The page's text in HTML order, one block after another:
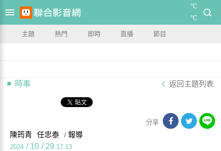
°C
°C
主題 熱門 即時 直播 節目
時事 返回主題列表
分享
陳筠青 任忠泰 / 報導
2024 / 10 / 29 17:13